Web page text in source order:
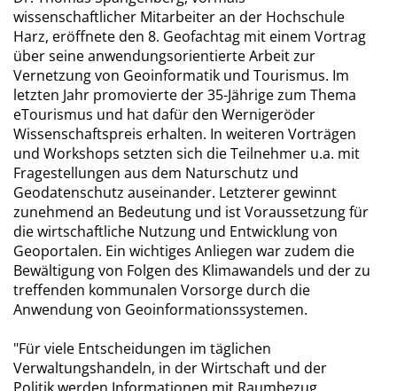
wissenschaftlicher Mitarbeiter an der Hochschule
Harz, eröffnete den 8. Geofachtag mit einem Vortrag
über seine anwendungsorientierte Arbeit zur
Vernetzung von Geoinformatik und Tourismus. Im
letzten Jahr promovierte der 35-Jährige zum Thema
eTourismus und hat dafür den Wernigeröder
Wissenschaftspreis erhalten. In weiteren Vorträgen
und Workshops setzten sich die Teilnehmer u.a. mit
Fragestellungen aus dem Naturschutz und
Geodatenschutz auseinander. Letzterer gewinnt
zunehmend an Bedeutung und ist Voraussetzung für
die wirtschaftliche Nutzung und Entwicklung von
Geoportalen. Ein wichtiges Anliegen war zudem die
Bewältigung von Folgen des Klimawandels und der zu
treffenden kommunalen Vorsorge durch die
Anwendung von Geoinformationssystemen.
"Für viele Entscheidungen im täglichen
Verwaltungshandeln, in der Wirtschaft und der